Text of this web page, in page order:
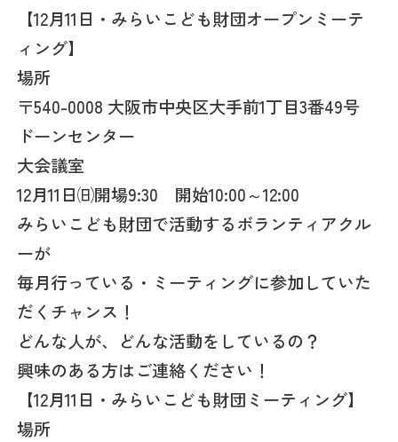
【12月11日・みらいこども財団オープンミーテ
ィング】
場所
〒540-0008 大阪市中央区大手前1丁目3番49号
ドーンセンター
大会議室
12月11日㈰開場9:30 開始10:00～12:00
みらいこども財団で活動するボランティアクル
ーが
毎月行っている・ミーティングに参加していた
だくチャンス！
どんな人が、どんな活動をしているの？
興味のある方はご連絡ください！
【12月11日・みらいこども財団ミーティング】
場所